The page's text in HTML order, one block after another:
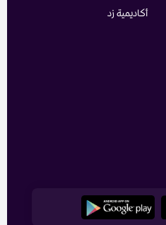
أكاديمية زد